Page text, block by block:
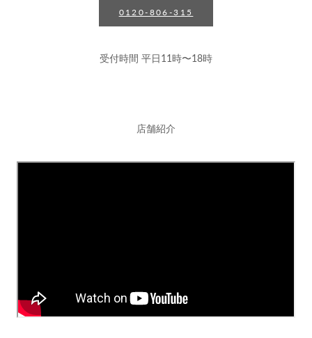
0120-806-315
受付時間 平日11時〜18時
店舗紹介